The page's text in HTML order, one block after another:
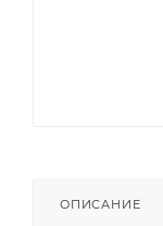
ОПИСАНИЕ